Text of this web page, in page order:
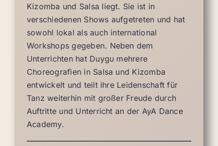
Kizomba und Salsa liegt. Sie ist in
verschiedenen Shows aufgetreten und hat
sowohl lokal als auch international
Workshops gegeben. Neben dem
Unterrichten hat Duygu mehrere
Choreografien in Salsa und Kizomba
entwickelt und teilt ihre Leidenschaft für
Tanz weiterhin mit großer Freude durch
Auftritte und Unterricht an der AyA Dance
Academy.